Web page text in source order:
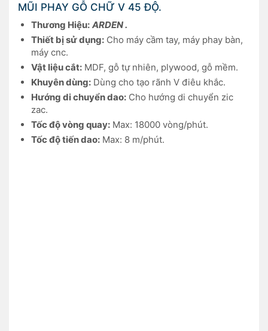
MŨI PHAY GỖ CHỮ V 45 ĐỘ.
Thương Hiệu: ARDEN .
Thiết bị sử dụng: Cho máy cầm tay, máy phay bàn,
máy cnc.
Vật liệu cắt: MDF, gỗ tự nhiên, plywood, gỗ mềm.
Khuyên dùng: Dùng cho tạo rãnh V điêu khắc.
Hướng di chuyển dao: Cho hướng di chuyển zic
zac.
Tốc độ vòng quay: Max: 18000 vòng/phút.
Tốc độ tiến dao: Max: 8 m/phút.